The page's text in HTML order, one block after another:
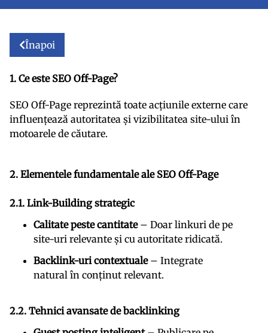
Înapoi
1. Ce este SEO Off-Page?
SEO Off-Page reprezintă toate acțiunile externe care
influențează autoritatea și vizibilitatea site-ului în
motoarele de căutare.
2. Elementele fundamentale ale SEO Off-Page
2.1. Link-Building strategic
Calitate peste cantitate– Doar linkuri de pe
site-uri relevante și cu autoritate ridicată.
Backlink-uri contextuale– Integrate
natural în conținut relevant.
2.2. Tehnici avansate de backlinking